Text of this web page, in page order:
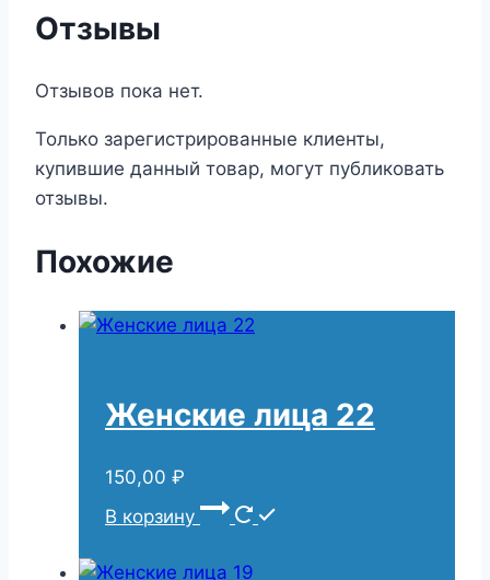
Отзывы
Отзывов пока нет.
Только зарегистрированные клиенты,
купившие данный товар, могут публиковать
отзывы.
Похожие
Женские лица 22
150,00 ₽
В корзину